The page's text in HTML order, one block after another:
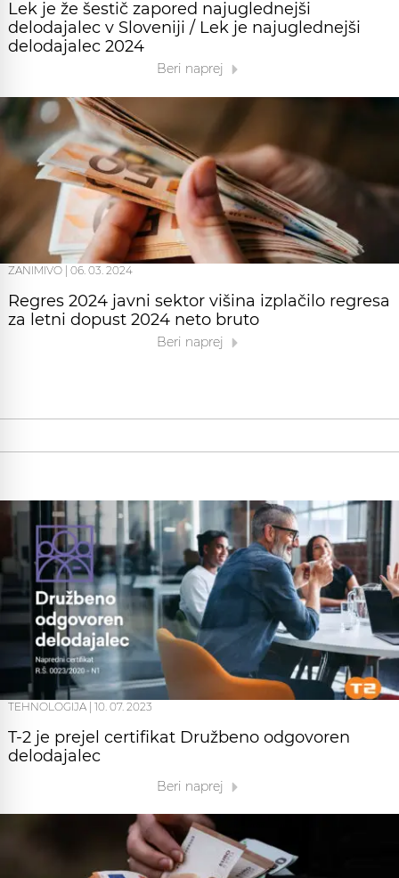
Lek je že šestič zapored najuglednejši
delodajalec v Sloveniji / Lek je najuglednejši
delodajalec 2024
Beri naprej
ZANIMIVO 06. 03. 2024
Regres 2024 javni sektor višina izplačilo regresa
za letni dopust 2024 neto bruto
Beri naprej
TEHNOLOGIJA | 10. 07. 2023
T-2 je prejel certifikat Družbeno odgovoren
delodajalec
Beri naprej